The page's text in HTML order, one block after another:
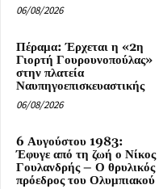
06/08/2026
Πέραμα: Έρχεται η «2η
Γιορτή Γουρουνοπούλας»
στην πλατεία
Ναυπηγοεπισκευαστικής
06/08/2026
6 Αυγούστου 1983:
Έφυγε από τη ζωή ο Νίκος
Γουλανδρής – Ο θρυλικός
πρόεδρος του Ολυμπιακού